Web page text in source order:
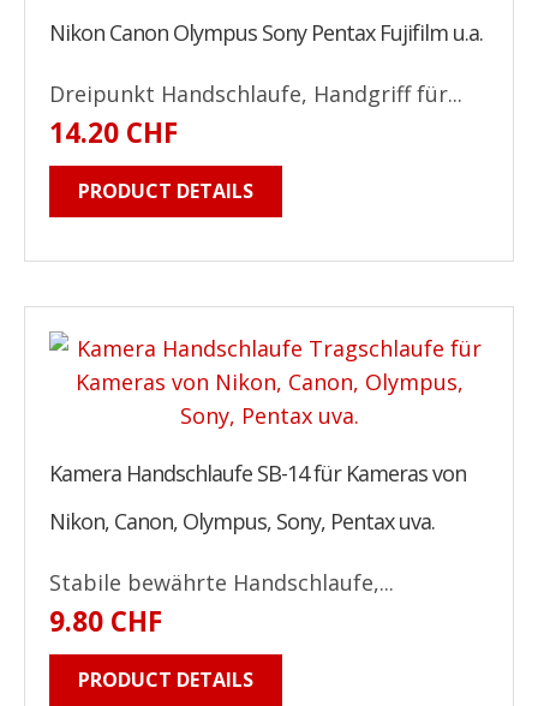
Nikon Canon Olympus Sony Pentax Fujifilm u.a.
Dreipunkt Handschlaufe, Handgriff für...
14.20 CHF
PRODUCT DETAILS
Kamera Handschlaufe SB-14 für Kameras von
Nikon, Canon, Olympus, Sony, Pentax uva.
Stabile bewährte Handschlaufe,...
9.80 CHF
PRODUCT DETAILS